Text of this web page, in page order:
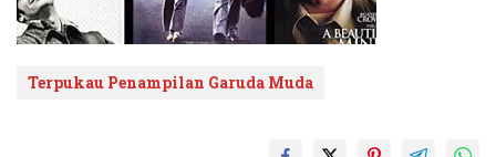
Terpukau Penampilan Garuda Muda